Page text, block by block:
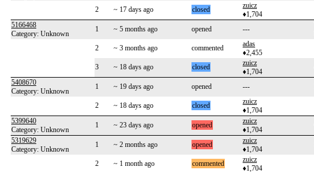
2 ~ 17 days ago closed
zuicz
♦1,704
5166468
Category: Unknown
1 ~ 5 months ago opened ---
2
~ 3 months ago commented
adas
♦2,455
3 ~ 18 days ago closed
zuicz
♦1,704
5408670
Category: Unknown
1 ~ 19 days ago opened ---
2 ~ 18 days ago closed
zuicz
♦1,704
5399640
Category: Unknown
1 ~ 23 days ago opened
zuicz
♦1,704
5319629
Category: Unknown
1 ~ 2 months ago opened
zuicz
♦1,704
2 ~ 1 month ago commented
zuicz
♦1,704